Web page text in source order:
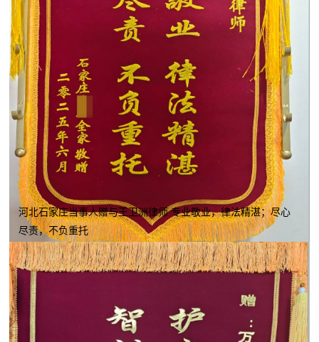
河北石家庄当事人赠与王卫洲律师 专业敬业，律法精湛；尽心
尽责，不负重托